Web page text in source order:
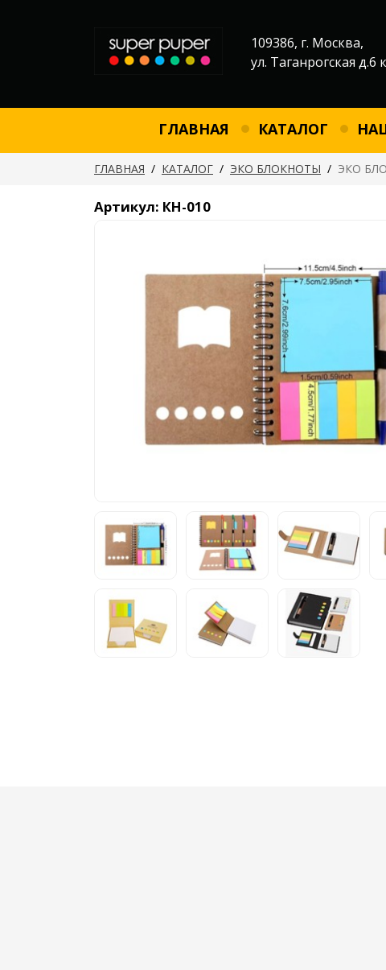
109386, г. Москва,
ул. Таганрогская д.6
ГЛАВНАЯ КАТАЛОГ
ГЛАВНАЯ / КАТАЛОГ / ЭКО БЛОКНОТЫ / ЭКО
Артикул: КН-010